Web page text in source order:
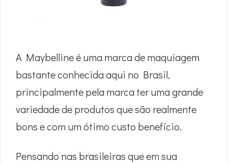
A Maybelline é uma marca de maquiagem
bastante conhecida aqui no Brasil,
principalmente pela marca ter uma grande
variedade de produtos que são realmente
bons e com um ótimo custo benefício.
Pensando nas brasileiras que em sua